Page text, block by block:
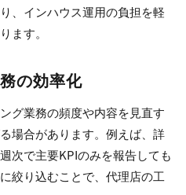
、インハウス運用の負担を軽
ます。
の効率化
グ業務の頻度や内容を見直す
場合があります。例えば、詳
次で主要KPIのみを報告しても
絞り込むことで、代理店の工